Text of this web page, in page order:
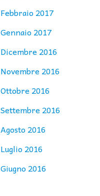
Febbraio 2017
Gennaio 2017
Dicembre 2016
Novembre 2016
Ottobre 2016
Settembre 2016
Agosto 2016
Luglio 2016
Giugno 2016